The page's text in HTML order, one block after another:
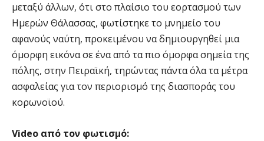
μεταξύ άλλων, ότι στο πλαίσιο του εορτασμού των
Ημερών Θάλασσας, φωτίστηκε το μνημείο του
αφανούς ναύτη, προκειμένου να δημιουργηθεί μια
όμορφη εικόνα σε ένα από τα πιο όμορφα σημεία της
πόλης, στην Πειραϊκή, τηρώντας πάντα όλα τα μέτρα
ασφαλείας για τον περιορισμό της διασποράς του
κορωνοϊού.
Video από τον φωτισμό: